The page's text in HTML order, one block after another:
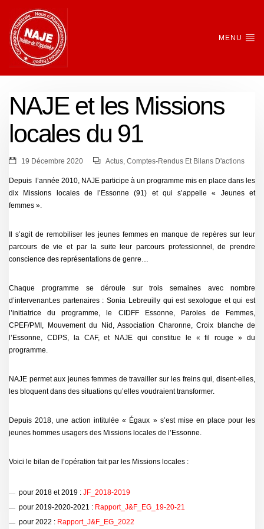
MENU
NAJE et les Missions
locales du 91
19 Décembre 2020 Actus,Comptes-Rendus Et Bilans D'actions
Depuis l’année 2010, NAJE participe à un programme mis en place dans les
dix Missions locales de l’Essonne (91) et qui s’appelle « Jeunes et
femmes ».
Il s’agit de remobiliser les jeunes femmes en manque de repères sur leur
parcours de vie et par la suite leur parcours professionnel, de prendre
conscience des représentations de genre…
Chaque programme se déroule sur trois semaines avec nombre
d’intervenant.es partenaires : Sonia Lebreuilly qui est sexologue et qui est
l’initiatrice du programme, le CIDFF Essonne, Paroles de Femmes,
CPEF/PMI, Mouvement du Nid, Association Charonne, Croix blanche de
l’Essonne, CDPS, la CAF, et NAJE qui constitue le « fil rouge » du
programme.
NAJE permet aux jeunes femmes de travailler sur les freins qui, disent-elles,
les bloquent dans des situations qu’elles voudraient transformer.
Depuis 2018, une action intitulée « Égaux » s’est mise en place pour les
jeunes hommes usagers des Missions locales de l’Essonne.
Voici le bilan de l’opération fait par les Missions locales :
pour 2018 et 2019 : JF_2018-2019
pour 2019-2020-2021 : Rapport_J&F_EG_19-20-21
pour 2022 : Rapport_J&F_EG_2022